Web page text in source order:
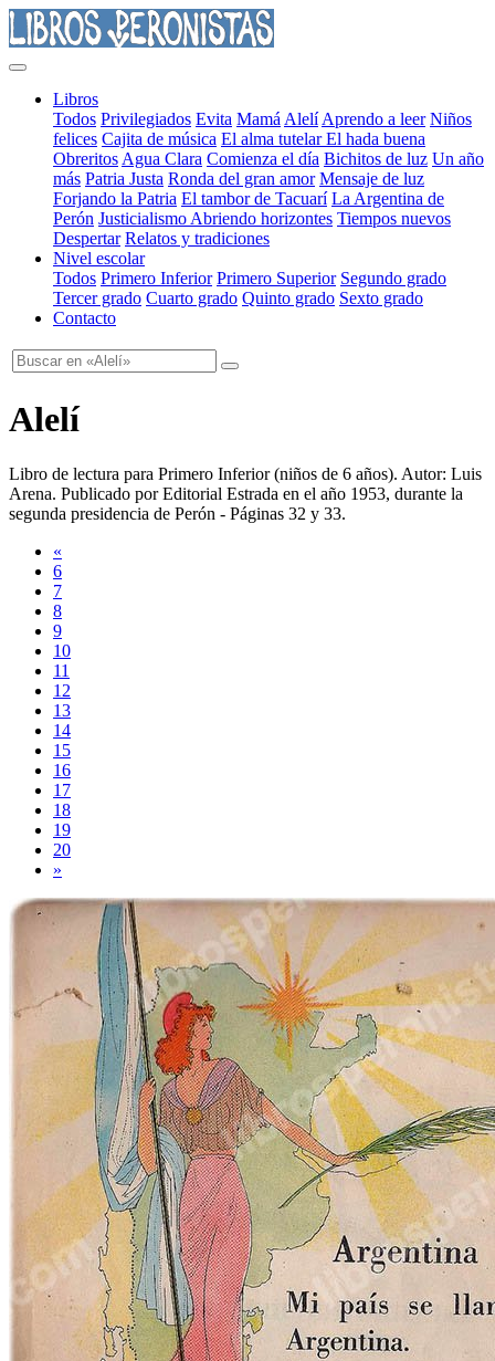
Libros
Todos Privilegiados Evita Mamá Alelí Aprendo a leer Niños
felices Cajita de música El alma tutelarEl hada buena
Obreritos Agua Clara Comienza el día Bichitos de luz Un año
más Patria Justa Ronda del gran amor Mensaje de luz
Forjando la Patria El tambor de Tacuarí La Argentina de
Perón Justicialismo Abriendo horizontes Tiempos nuevos
Despertar Relatos y tradiciones
Nivel escolar
Todos Primero Inferior Primero Superior Segundo grado
Tercer grado Cuarto grado Quinto grado Sexto grado
Contacto
Alelí
Libro de lectura para Primero Inferior(niños de 6 años). Autor: Luis
Arena. Publicado porEditorial Estrada en el año 1953, durante la
segunda presidencia de Perón - Páginas 32 y 33.
«
6
7
8
9
10
11
12
13
14
15
16
17
18
19
20
»